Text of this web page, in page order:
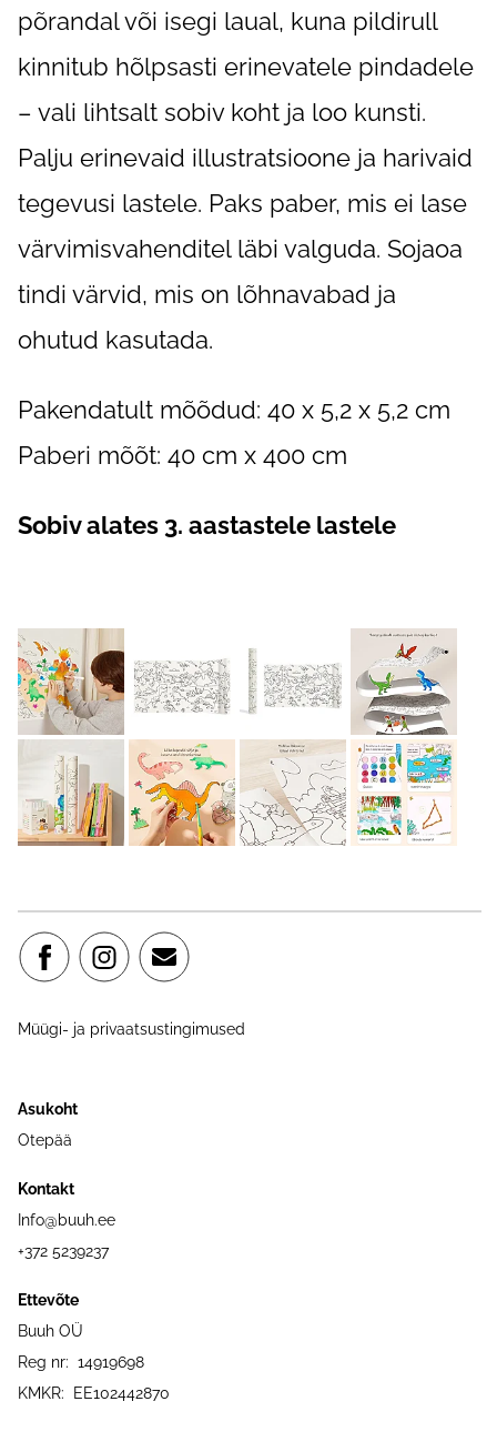
põrandal või isegi laual, kuna pildirull
kinnitub hõlpsasti erinevatele pindadele
– vali lihtsalt sobiv koht ja loo kunsti.
Palju erinevaid illustratsioone ja harivaid
tegevusi lastele. Paks paber, mis ei lase
värvimisvahenditel läbi valguda. Sojaoa
tindi värvid, mis on lõhnavabad ja
ohutud kasutada.
Pakendatult mõõdud: 40 x 5,2 x 5,2 cm
Paberi mõõt: 40 cm x 400 cm
Sobiv alates 3. aastastele lastele
Müügi- ja privaatsustingimused
Asukoht
Otepää
Kontakt
Info@buuh.ee
+372 5239237
Ettevõte
Buuh OÜ
Reg nr: 14919698
KMKR: EE102442870